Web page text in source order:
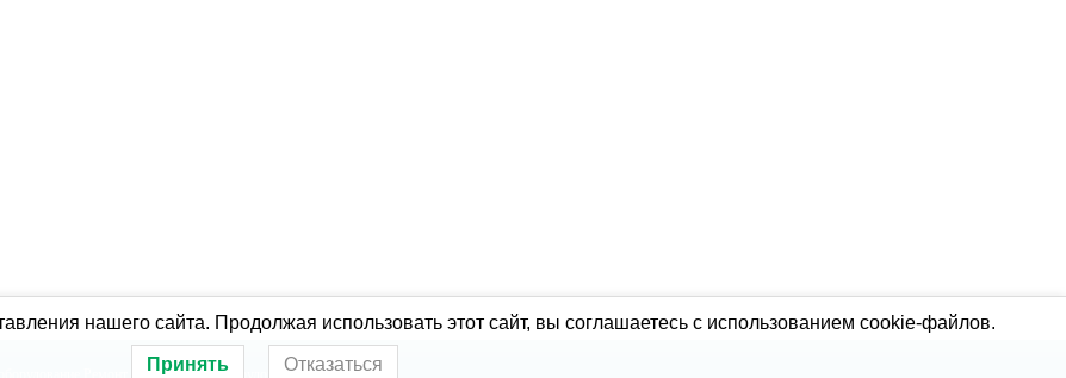
Ремонт холодильного оборудования
нашего сайта. Продолжая использовать этот сайт, вы соглашаетесь с использованием cookie-файлов.
Принять Отказаться